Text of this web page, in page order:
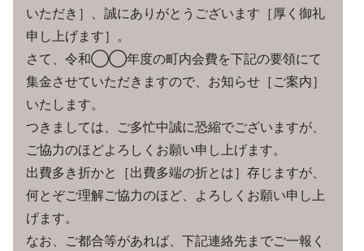
いただき］、誠にありがとうございます［厚く御礼
申し上げます］。
さて、令和◯◯年度の町内会費を下記の要領にて
集金させていただきますので、お知らせ［ご案内］
いたします。
つきましては、ご多忙中誠に恐縮でございますが、
ご協力のほどよろしくお願い申し上げます。
出費多き折かと［出費多端の折とは］存じますが、
何とぞご理解ご協力のほど、よろしくお願い申し上
げます。
なお、ご都合等があれば、下記連絡先までご一報く